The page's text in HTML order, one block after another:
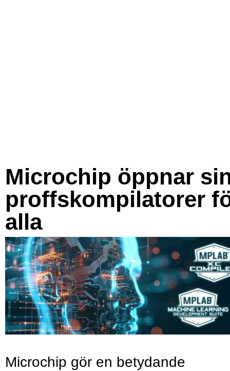
Microchip öppnar
proffskompilatorer
alla
Microchip gör en betydande